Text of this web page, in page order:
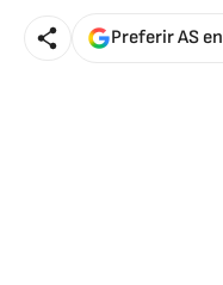
Preferir AS